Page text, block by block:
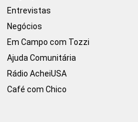
Entrevistas
Negócios
Em Campo com Tozzi
Ajuda Comunitária
Rádio AcheiUSA
Café com Chico